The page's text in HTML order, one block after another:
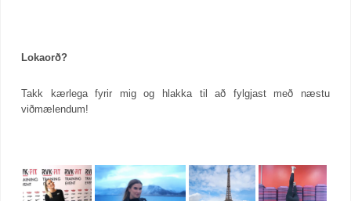
Lokaorð?
Takk kærlega fyrir mig og hlakka til að fylgjast með næstu
viðmælendum!